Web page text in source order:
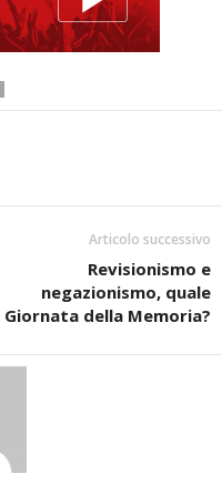
Articolo successivo
Revisionismo e
negazionismo, quale
Giornata della Memoria?